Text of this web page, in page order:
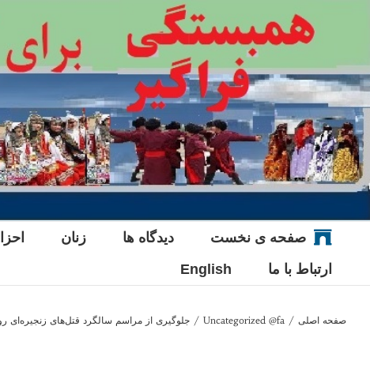
صفحه ی نخست دیدگاه ها زنان
ارتباط با ما
English
صفحه اصلی /
Uncategorized @fa
/ جلوگیری از مراسم سالگرد قتل‌های زنجیره‌ای